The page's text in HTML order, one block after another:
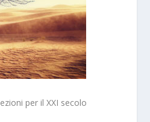
per il XXI secolo